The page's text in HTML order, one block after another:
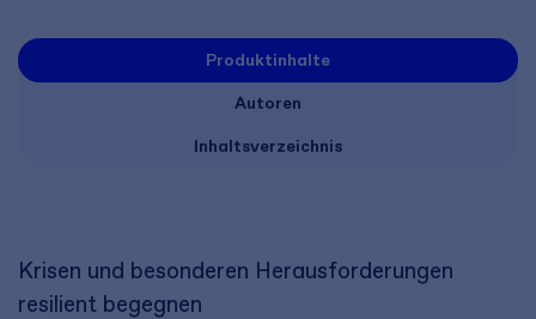
Produktinhalte
Autoren
Inhaltsverzeichnis
Krisen und besonderen Herausforderungen
resilient begegnen